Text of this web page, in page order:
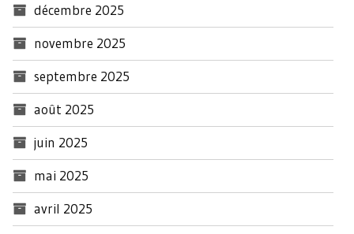
décembre 2025
novembre 2025
septembre 2025
août 2025
juin 2025
mai 2025
avril 2025